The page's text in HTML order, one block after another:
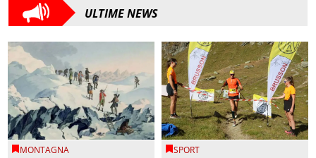
ULTIME NEWS
MONTAGNA SPORT